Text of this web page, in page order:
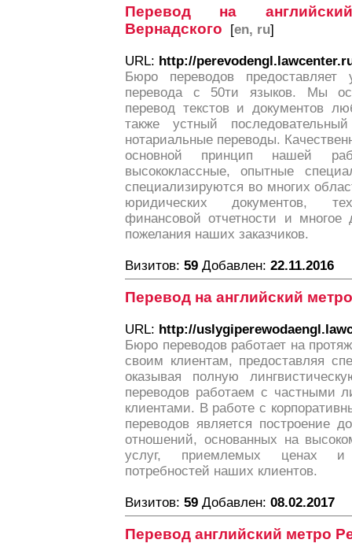
Перевод на
Вернадского [en, ru]
URL: http://
Бюро переводов предоставляет
перевода с 50ти языков. Мы
перевод текстов и документов
также устный
нотариальные переводы.
основной принцип нашей
высококлассные, опытные
специализируются во многих
юридических документов,
финансовой отчетности и
пожелания наших заказчиков.
Визитов: 59 Добавлен: 22.11.2016
Перевод на английский
URL: http://
Бюро переводов работает на
своим клиентам, предоставляя
оказывая полную
переводов работаем с частными
клиентами. В работе с
переводов является построение
отношений, основанных на
услуг, приемлемых ценах и
потребностей наших клиентов.
Визитов: 59 Добавлен: 08.02.2017
Перевод английский метро